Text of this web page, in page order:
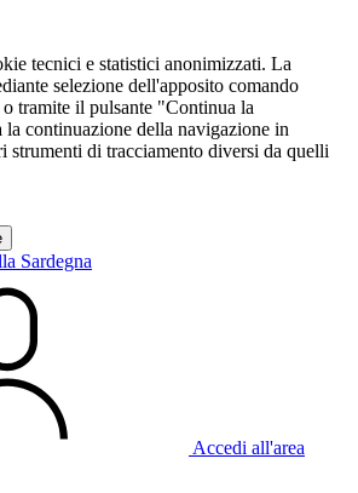
tecnici e statistici anonimizzati. La
selezione dell'apposito comando
tramite il pulsante "Continua la
continuazione della navigazione in
strumenti di tracciamento diversi da quelli
Sardegna
Accedi all'area